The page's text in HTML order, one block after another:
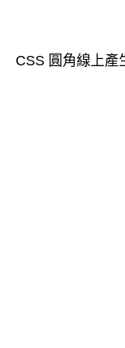
CSS 圓角線上產